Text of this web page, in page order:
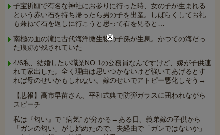
子宝祈願で有名な神社にお参りに行った時、女の子が生まれる
という赤い石を持ち帰ったら男の子を出産。しばらくしてお礼
も兼ねて石を返しに行こうと思って石を見ると…
南極の血の滝に古代海洋微生物の子孫が生息。かつての海だっ
た痕跡が残されていた
4/6私、結婚したい職業NO.1の公務員なんですけど、嫁が子供連
れて家出した。全く理由は思いつかないけど強いてあげるとす
れば母のせいかもしれない。嫁のせいでアトピー悪化しそう→
【悲報】高市早苗さん、平和式典で防弾ガラスに囲われながら
スピーチ
私は『匂い』で “病気” が分かる→ある日、義弟嫁の子供から
「ガンの匂い」がし始めたので、夫経由で「ガンではないか」